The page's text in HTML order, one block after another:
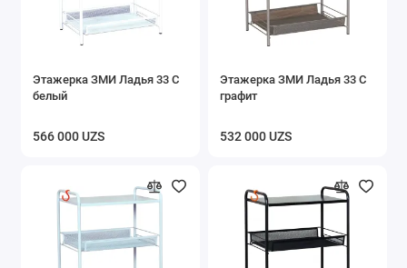
Этажерка ЗМИ Ладья 33 С
белый
566 000 UZS
Этажерка ЗМИ Ладья 33 С
графит
532 000 UZS